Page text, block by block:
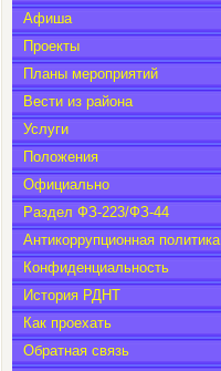
Афиша
Проекты
Планы мероприятий
Вести из района
Услуги
Положения
Официально
Раздел ФЗ-223/ФЗ-44
Антикоррупционная политика
Конфиденциальность
История РДНТ
Как проехать
Обратная связь